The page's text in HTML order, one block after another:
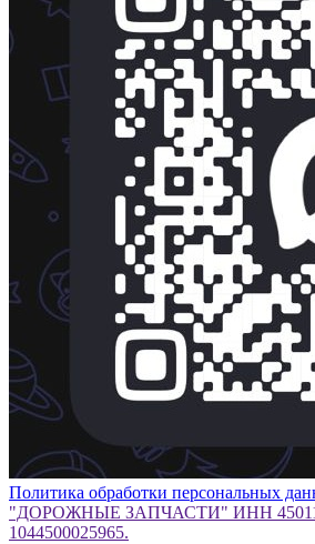
Политика обработки персональных
"ДОРОЖНЫЕ ЗАПЧАСТИ" ИНН
1044500025965.